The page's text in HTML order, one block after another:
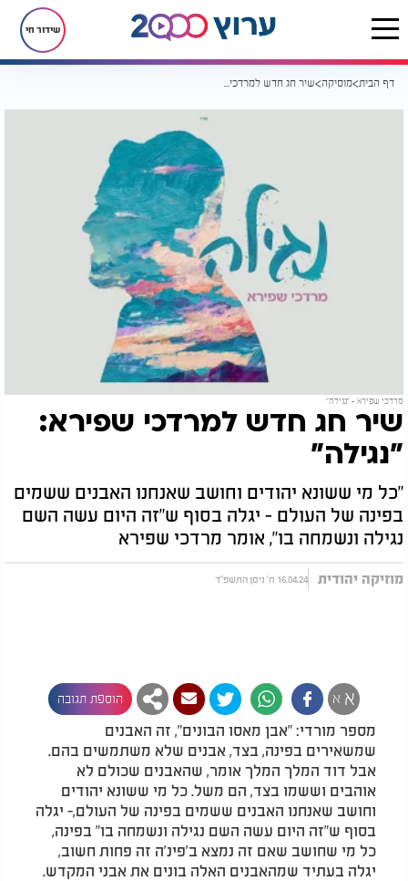
שידור חי
דף הבית מוסיקה שיר חג חדש למרדכי שפירא: "נגילה"
מרדכי שפירא - "נגילה"
שיר חג חדש למרדכי שפירא:
"נגילה"
"כל מי ששונא יהודים וחושב שאנחנו האבנים ששמים
בפינה של העולם - יגלה בסוף ש"זה היום עשה השם
נגילה ונשמחה בו", אומר מרדכי שפירא
מוזיקה יהודית 16.04.24 ח' ניסן התשפ"ד
א א הוספת תגובה
מספר מורדי: "אבן מאסו הבונים", זה האבנים
שמשאירים בפינה, בצד, אבנים שלא משתמשים בהם.
אבל דוד המלך המלך אומר, שהאבנים שכולם לא
אוהבים וששמו בצד, הם משל. כל מי ששונא יהודים
וחושב שאנחנו האבנים ששמים בפינה של העולם,- יגלה
בסוף ש"זה היום עשה השם נגילה ונשמחה בו" בפינה,
כל מי שחושב שאם זה נמצא ב'פינ'ה זה פחות חשוב,
יגלה בעתיד שמהאבנים האלה בונים את אבני המקדש.